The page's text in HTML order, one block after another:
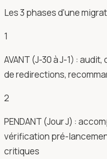
Les 3 phases d'une
1
AVANT (J-30 à J-1) :
de redirections,
2
PENDANT (Jour J) :
vérification pré-
critiques